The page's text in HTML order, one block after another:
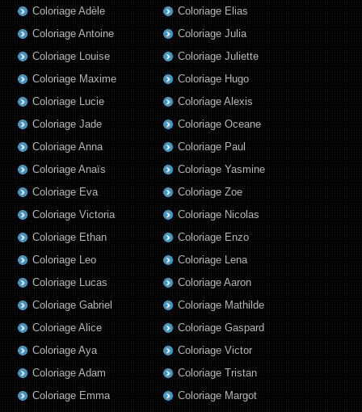
Coloriage Adèle
Coloriage Antoine
Coloriage Louise
Coloriage Maxime
Coloriage Lucie
Coloriage Jade
Coloriage Anna
Coloriage Anaïs
Coloriage Eva
Coloriage Victoria
Coloriage Ethan
Coloriage Leo
Coloriage Lucas
Coloriage Gabriel
Coloriage Alice
Coloriage Aya
Coloriage Adam
Coloriage Emma
Coloriage Elias
Coloriage Julia
Coloriage Juliette
Coloriage Hugo
Coloriage Alexis
Coloriage Oceane
Coloriage Paul
Coloriage Yasmine
Coloriage Zoe
Coloriage Nicolas
Coloriage Enzo
Coloriage Lena
Coloriage Aaron
Coloriage Mathilde
Coloriage Gaspard
Coloriage Victor
Coloriage Tristan
Coloriage Margot